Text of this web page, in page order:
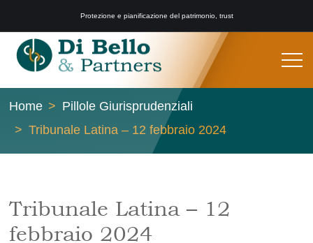
Protezione e pianificazione del patrimonio, trust
Home
Pillole Giurisprudenziali
Tribunale Latina – 12 febbraio 2024
Tribunale Latina – 12
febbraio 2024